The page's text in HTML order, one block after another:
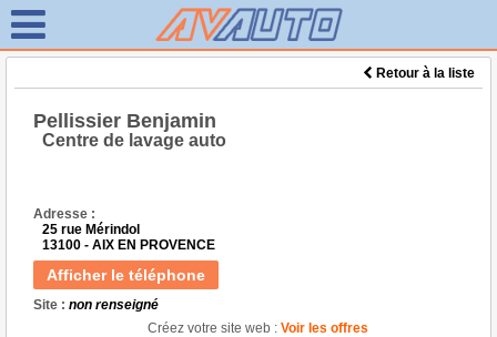
Retour à la liste
Pellissier Benjamin
Centre de lavage auto
Adresse :
25 rue Mérindol
13100 - AIX EN PROVENCE
Afficher le téléphone
Site : non renseigné
Créez votre site web : Voir les offres